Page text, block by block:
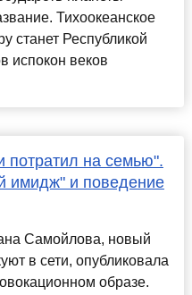
Тихоокеанское
станет Республикой
испокон веков
потратил на семью".
имидж" и поведение
Самойлова, новый
в сети, опубликовала
образе.